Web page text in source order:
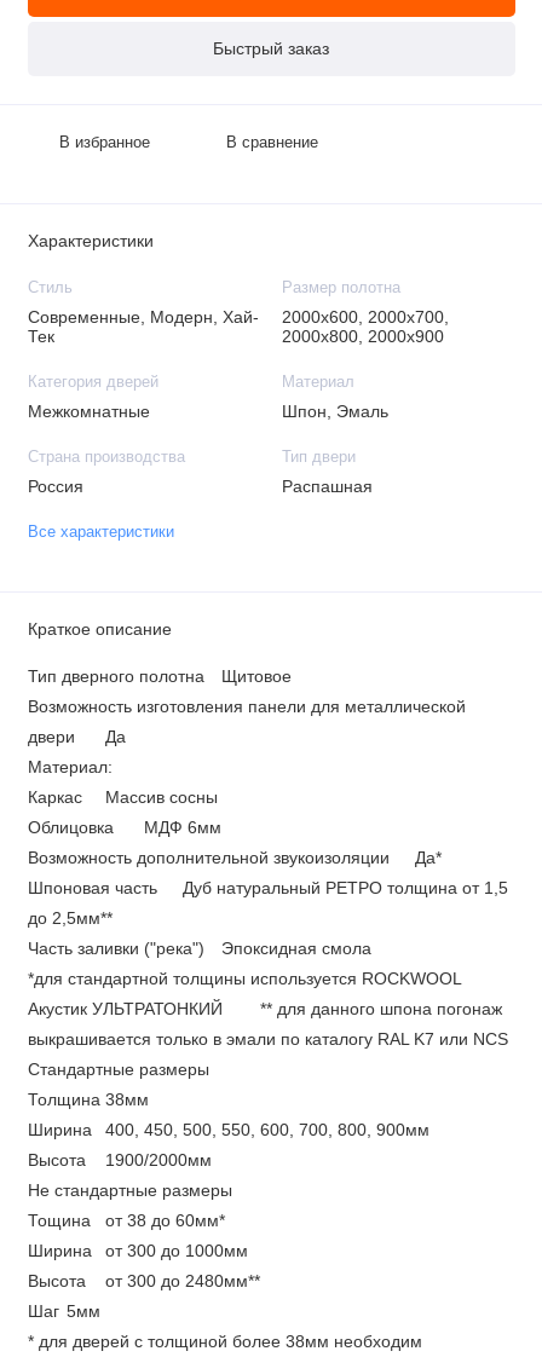
Быстрый заказ
В избранное В сравнение
Характеристики
Стиль
Современные, Модерн, Хай-
Тек
Размер полотна
2000х600, 2000х700,
2000х800, 2000х900
Категория дверей
Межкомнатные
Материал
Шпон, Эмаль
Страна производства
Россия
Тип двери
Распашная
Все характеристики
Краткое описание
Тип дверного полотна
Щитовое
Возможность изготовления панели для металлической
двери
Да
Материал:
Каркас
Массив сосны
Облицовка
МДФ 6мм
Возможность дополнительной звукоизоляции
Да*
Шпоновая часть
Дуб натуральный РЕТРО толщина от 1,5
до 2,5мм**
Часть заливки ("река")
Эпоксидная смола
*для стандартной толщины используется ROCKWOOL
Акустик УЛЬТРАТОНКИЙ
** для данного шпона погонаж
выкрашивается только в эмали по каталогу RAL K7 или NCS
Стандартные размеры
Толщина 38мм
Ширина
400, 450, 500, 550, 600, 700, 800, 900мм
Высота
1900/2000мм
Не стандартные размеры
Тощина
от 38 до 60мм*
Ширина
от 300 до 1000мм
Высота
от 300 до 2480мм**
Шаг 5мм
* для дверей с толщиной более 38мм необходим